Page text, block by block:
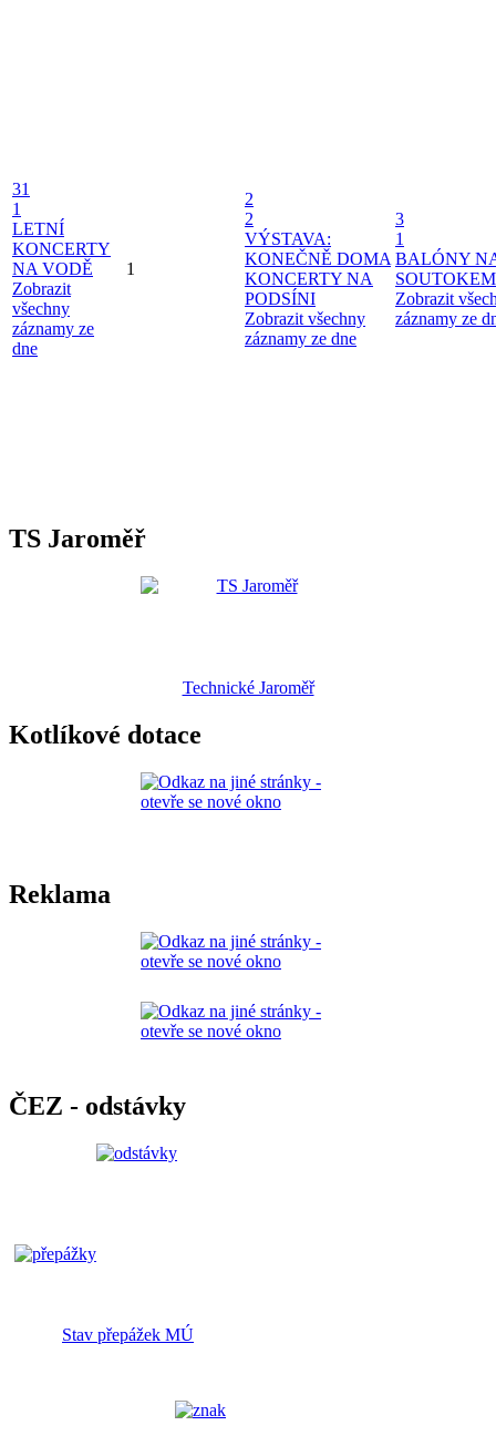
31
1
LETNÍ
KONCERTY
NA VODĚ
Zobrazit
všechny
záznamy ze
dne
1
2
2
VÝSTAVA:
KONEČNĚ DOMA
KONCERTY NA
PODSÍNI
Zobrazit všechny
záznamy ze dne
3
1
BALÓNY
SOUTOKEM
Zobrazit
záznamy ze
TS Jaroměř
Technické Jaroměř
Kotlíkové dotace
Reklama
ČEZ - odstávky
Stav přepážek MÚ